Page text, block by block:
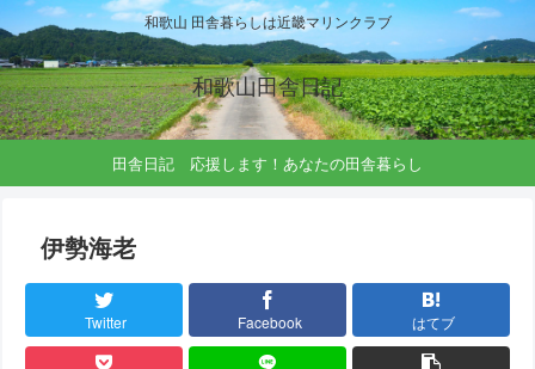
和歌山 田舎暮らしは近畿マリンクラブ
和歌山田舎日記
田舎日記 応援します！あなたの田舎暮らし
伊勢海老
Twitter Facebook はてブ